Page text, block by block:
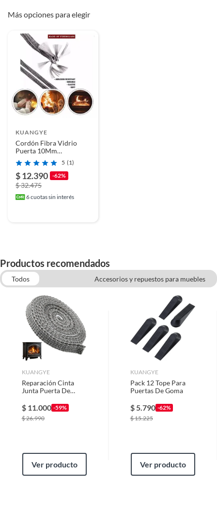
Más opciones para elegir
KUANGYE
Cordón Fibra Vidrio
Puerta 10Mm
Combustion Lenta
5 (1)
$ 12.390 -62%
$ 32.475
6cuotas sin interés
Productos recomendados
Todos
Accesorios y repuestos para muebles
Fijaciones
Guardapolvos
KUANGYE
Reparación Cinta
Junta Puerta De
Combustión Lenta
2m
$ 11.000 -59%
$26.990
Ver producto
KUANGYE
Pack 12 Tope Para
Puertas De Goma
$5.790 -62%
$15.225
Ver producto